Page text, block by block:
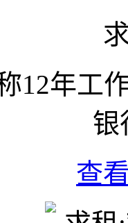
12年工
银
查